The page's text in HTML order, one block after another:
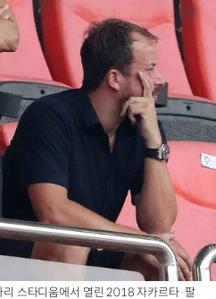
스타디움에서 열린 2018 자카르타·팔